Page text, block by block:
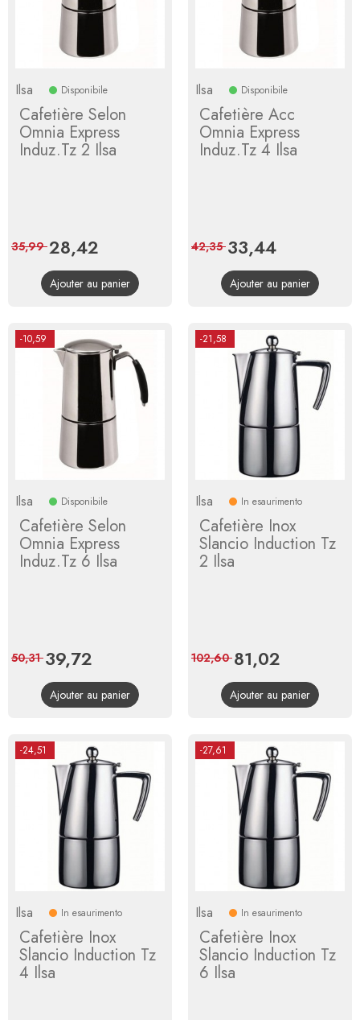
Ilsa Disponibile
Cafetière Selon
Omnia Express
Induz.Tz 2 Ilsa
Prix
28,42
de
base
35,99
Ajouter au panier
Ilsa Disponibile
Cafetière Acc
Omnia Express
Induz.Tz 4 Ilsa
Prix
33,44
de
base
42,35
Ajouter au panier
-10,59
Ilsa Disponibile
Cafetière Selon
Omnia Express
Induz.Tz 6 Ilsa
Prix
39,72
de
base
50,31
Ajouter au panier
-21,58
Ilsa In esaurimento
Cafetière Inox
Slancio Induction Tz
2 Ilsa
Prix
81,02
de
base
102,60
Ajouter au panier
-24,51
Ilsa In esaurimento
Cafetière Inox
Slancio Induction Tz
4 Ilsa
-27,61
Ilsa In esaurimento
Cafetière Inox
Slancio Induction Tz
6 Ilsa